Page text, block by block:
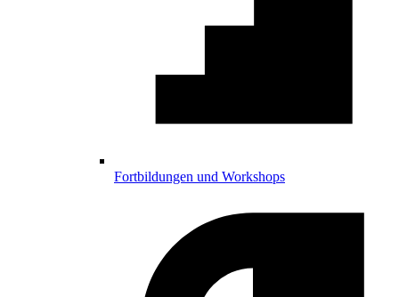
Fortbildungen und Workshops